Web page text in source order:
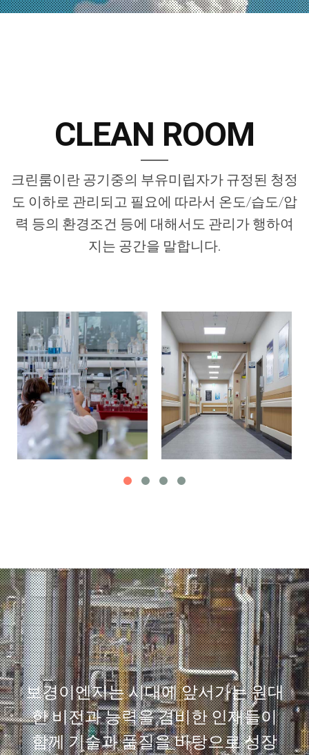
CLEAN ROOM
크린룸이란 공기중의 부유미립자가 규정된 청정
도 이하로 관리되고 필요에 따라서 온도/습도/압
력 등의 환경조건 등에 대해서도 관리가 행하여
지는 공간을 말합니다.
보경이엔지는 시대에 앞서가는 원대
한 비전과 능력을 겸비한 인재들이
함께 기술과 품질을 바탕으로 성장